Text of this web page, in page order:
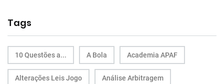
Tags
10 Questões a... A Bola Academia APAF
Alterações Leis Jogo Análise Arbitragem